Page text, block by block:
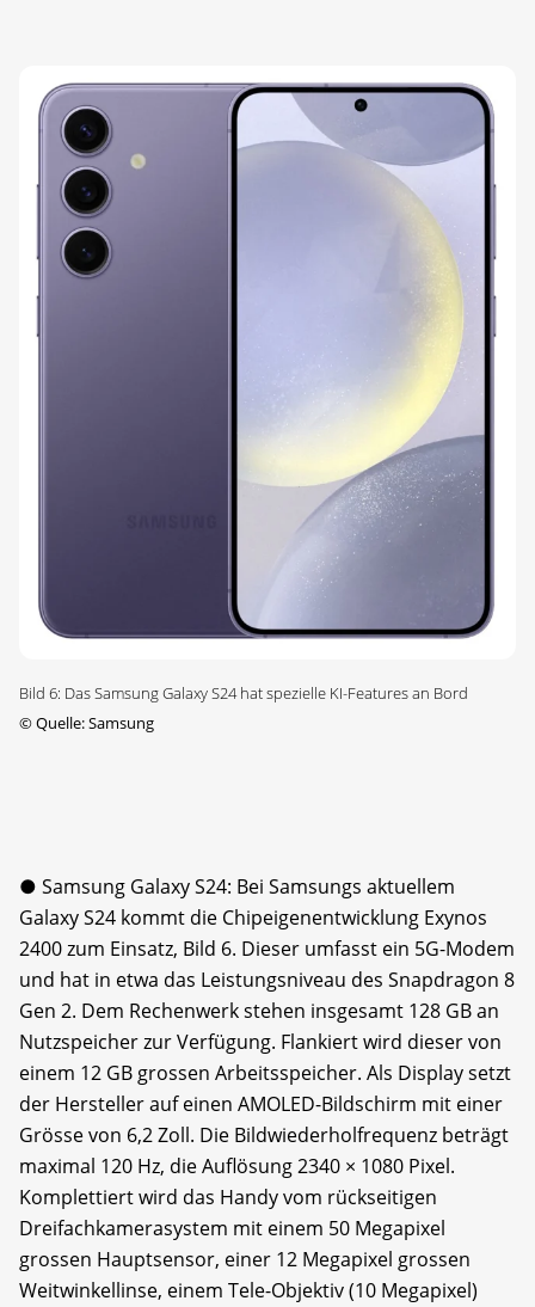
Bild 6: Das Samsung Galaxy S24 hat spezielle KI-Features an Bord
©Quelle: Samsung
● Samsung Galaxy S24: Bei Samsungs aktuellem
Galaxy S24 kommt die Chipeigenentwicklung Exynos
2400 zum Einsatz, Bild 6. Dieser umfasst ein 5G-Modem
und hat in etwa das Leistungsniveau des Snapdragon 8
Gen 2. Dem Rechenwerk stehen insgesamt 128 GB an
Nutzspeicher zur Verfügung. Flankiert wird dieser von
einem 12 GB grossen Arbeitsspeicher. Als Display setzt
der Hersteller auf einen AMOLED-Bildschirm mit einer
Grösse von 6,2 Zoll. Die Bildwiederholfrequenz beträgt
maximal 120 Hz, die Auflösung 2340 × 1080 Pixel.
Komplettiert wird das Handy vom rückseitigen
Dreifachkamerasystem mit einem 50 Megapixel
grossen Hauptsensor, einer 12 Megapixel grossen
Weitwinkellinse, einem Tele-Objektiv (10 Megapixel)